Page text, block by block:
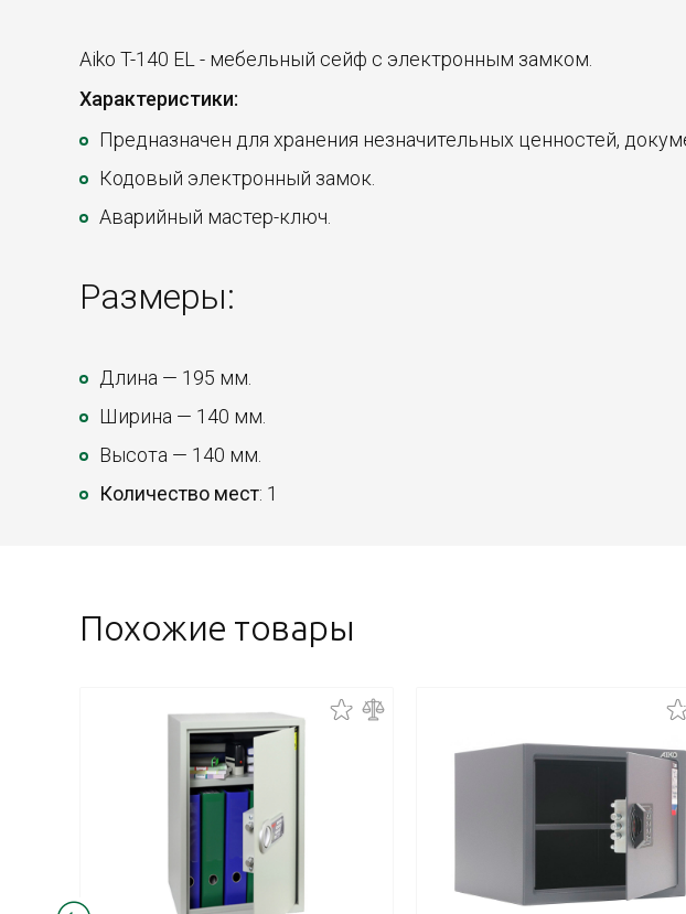
Aiko T-140 EL - мебельный сейф с электронным замком.
Характеристики:
Предназначен для хранения незначительных ценностей,
Кодовый электронный замок.
Аварийный мастер-ключ.
Размеры:
Длина — 195 мм.
Ширина — 140 мм.
Высота — 140 мм.
Количество мест: 1
Похожие товары